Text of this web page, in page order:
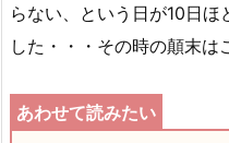
らない、という日が10日
した・・・その時の顛末は